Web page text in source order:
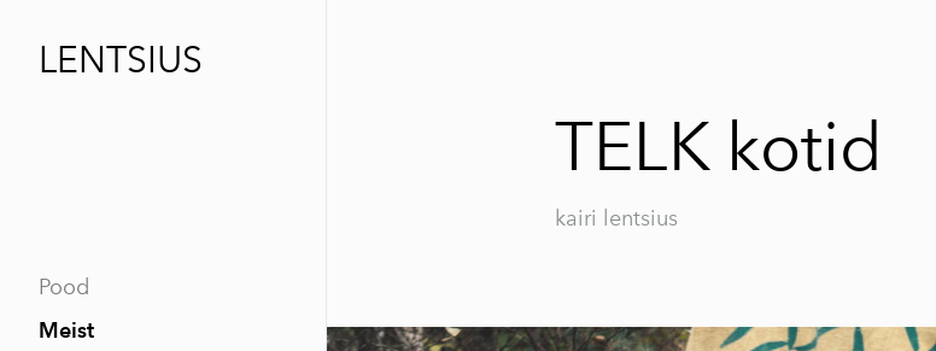
LENTSIUS
Pood
Meist
TELK kotid
kairi lentsius